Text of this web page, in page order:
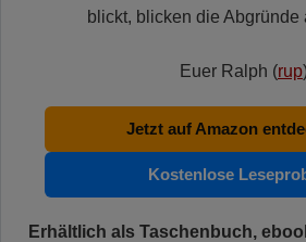
blickt, blicken die Abgründe
Euer Ralph (rup
Jetzt auf Amazon
Kostenlose
Erhältlich als Taschenbuch,